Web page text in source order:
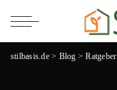
stilbasis.de> Blog >Ratgeber